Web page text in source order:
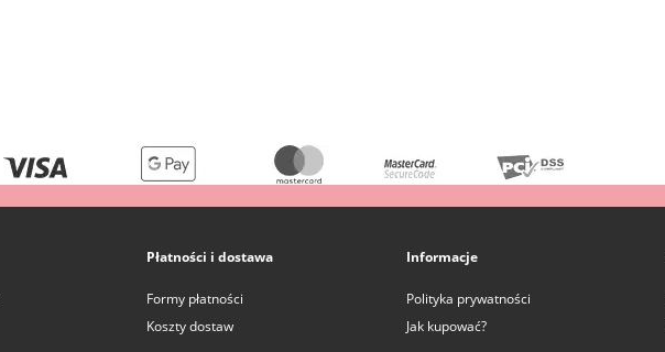
Płatności i dostawa
Formy płatności
Koszty dostaw
Informacje
Polityka prywatności
Jak kupować?